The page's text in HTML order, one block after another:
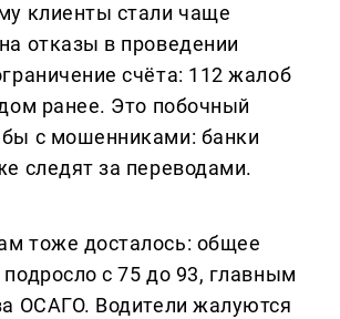
клиенты стали чаще
отказы в проведении
счёта: 112 жалоб
ранее. Это побочный
с мошенниками: банки
следят за переводами.
тоже досталось: общее
с 75 до 93, главным
ОСАГО. Водители жалуются